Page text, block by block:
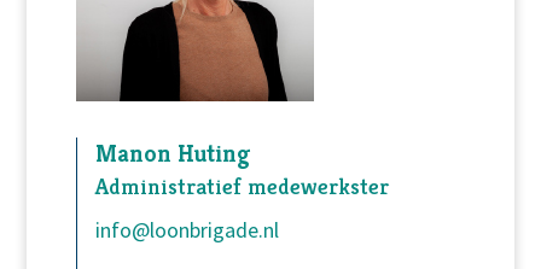
Manon Huting
Administratief medewerkster
info@loonbrigade.nl